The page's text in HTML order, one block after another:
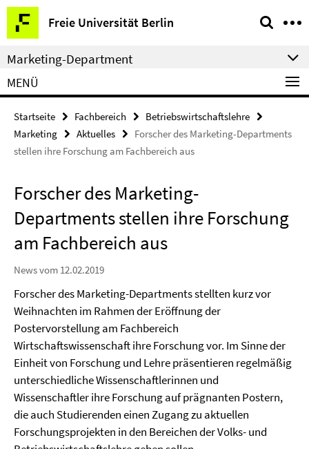
Springe
direkt
zu
Inhalt
Freie Universität Berlin
Service-
Navigation
Marketing-Department
MENÜ
Startseite Fachbereich
Betriebswirtschaftslehre
Marketing
Aktuelles
Forscher des Marketing-Departments
stellen ihre Forschung am Fachbereich aus
Forscher des Marketing-
Departments stellen ihre Forschung
am Fachbereich aus
News vom 12.02.2019
Forscher des Marketing-Departments stellten kurz vor
Weihnachten im Rahmen der Eröffnung der
Postervorstellung am Fachbereich
Wirtschaftswissenschaft ihre Forschung vor. Im Sinne der
Einheit von Forschung und Lehre präsentieren regelmäßig
unterschiedliche Wissenschaftlerinnen und
Wissenschaftler ihre Forschung auf prägnanten Postern,
die auch Studierenden einen Zugang zu aktuellen
Forschungsprojekten in den Bereichen der Volks- und